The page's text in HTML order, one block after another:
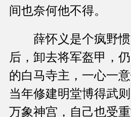
间也奈何他不得。
薛怀义是个疯野惯
后，卸去将军盔甲，
的白马寺主，一心一
当年修建明堂博得武
万象神宫，自己也受